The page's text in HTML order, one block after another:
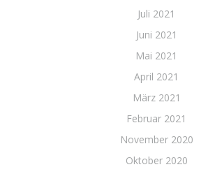
Juli 2021
Juni 2021
Mai 2021
April 2021
März 2021
Februar 2021
November 2020
Oktober 2020